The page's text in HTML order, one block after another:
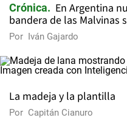
Crónica
En Argentina
bandera de las Malvinas
Por Iván Gajardo
La madeja y la plantilla
Por Capitán Cianuro